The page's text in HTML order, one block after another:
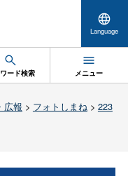
Language
ード検索 メニュー
広報 > フォトしまね> 223